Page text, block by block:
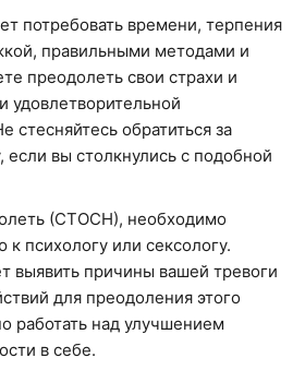
потребовать времени, терпения
правильными методами и
преодолеть свои страхи и
удовлетворительной
стесняйтесь обратиться за
вы столкнулись с подобной
(СТОСН), необходимо
психологу или сексологу.
выявить причины вашей тревоги
для преодоления этого
работать над улучшением
в себе.